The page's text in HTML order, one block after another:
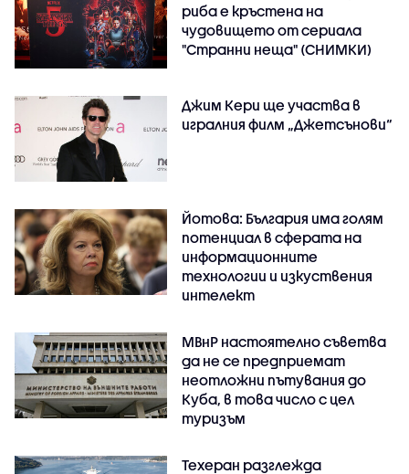
риба е кръстена на
чудовището от сериала
"Странни неща" (СНИМКИ)
Джим Кери ще участва в
игралния филм „Джетсънови“
Йотова: България има голям
потенциал в сферата на
информационните
технологии и изкуствения
интелект
МВнР настоятелно съветва
да не се предприемат
неотложни пътувания до
Куба, в това число с цел
туризъм
Техеран разглежда